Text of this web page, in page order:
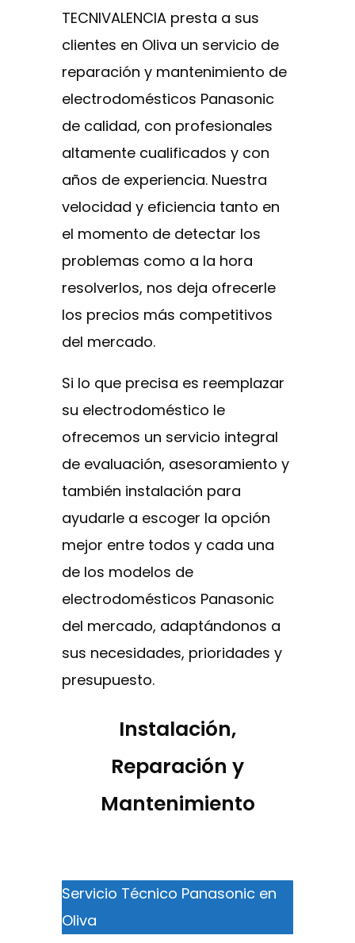
TECNIVALENCIA presta a sus
clientes en Oliva un servicio de
reparación y mantenimiento de
electrodomésticos Panasonic
de calidad, con profesionales
altamente cualificados y con
años de experiencia. Nuestra
velocidad y eficiencia tanto en
el momento de detectar los
problemas como a la hora
resolverlos, nos deja ofrecerle
los precios más competitivos
del mercado.
Si lo que precisa es reemplazar
su electrodoméstico le
ofrecemos un servicio integral
de evaluación, asesoramiento y
también instalación para
ayudarle a escoger la opción
mejor entre todos y cada una
de los modelos de
electrodomésticos Panasonic
del mercado, adaptándonos a
sus necesidades, prioridades y
presupuesto.
Instalación,
Reparación y
Mantenimiento
Servicio Técnico Panasonic en
Oliva